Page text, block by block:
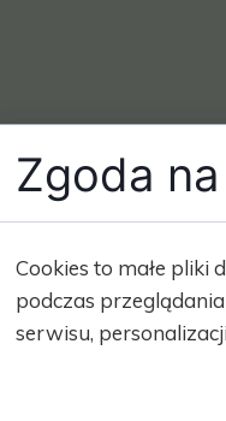
Zgoda
Cookies to małe pliki
podczas
serwisu,